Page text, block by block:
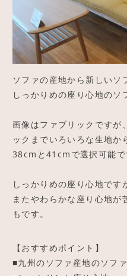
アクセス
ソファの産地から新しいソ
しっかりめの座り心地のソ
画像はファブリックですが
ックまでいろいろな生地か
38cmと41cmで選択可能で
しっかりめの座り心地です
またやわらかな座り心地が
もです。
【おすすめポイント】
■九州のソファ産地のソフ